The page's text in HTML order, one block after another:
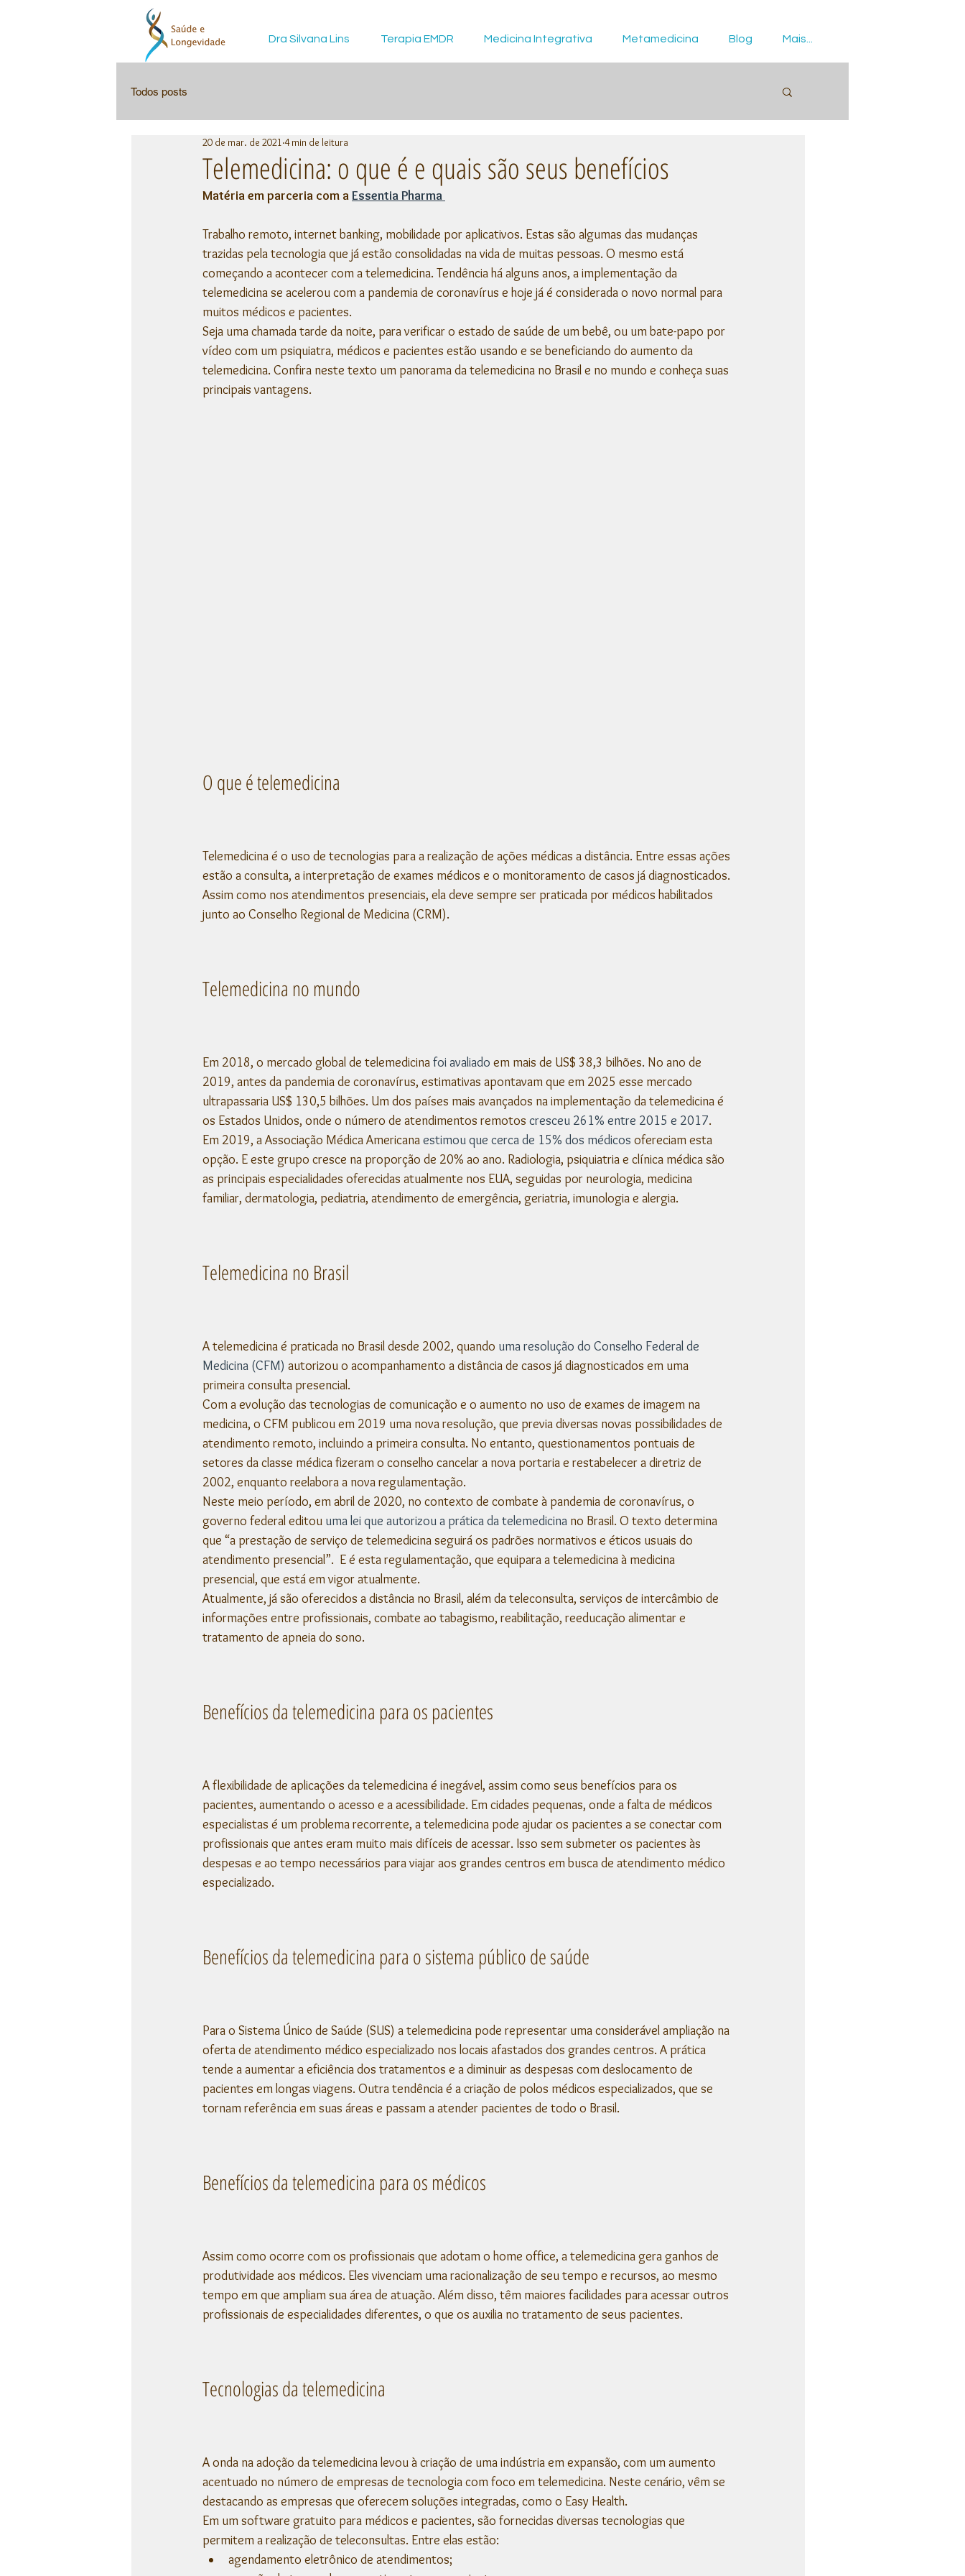
Dra Silvana Lins Terapia EMDR Medicina Integrativa Metamedicina Blog Mais...
Todos posts
Telemedicina: o que é e quais são seus benefícios
20 de mar. de 2021 4 min de leitura
Matéria em parceria com a Essentia Pharma
Trabalho remoto, internet banking, mobilidade por aplicativos. Estas são algumas das mudanças
trazidas pela tecnologia que já estão consolidadas na vida de muitas pessoas. O mesmo está
começando a acontecer com a telemedicina. Tendência há alguns anos, a implementação da
telemedicina se acelerou com a pandemia de coronavírus e hoje já é considerada o novo normal para
muitos médicos e pacientes.
Seja uma chamada tarde da noite, para verificar o estado de saúde de um bebê, ou um bate-papo por
vídeo com um psiquiatra, médicos e pacientes estão usando e se beneficiando do aumento da
telemedicina. Confira neste texto um panorama da telemedicina no Brasil e no mundo e conheça suas
principais vantagens.
O que é telemedicina
Telemedicina é o uso de tecnologias para a realização de ações médicas a distância. Entre essas ações
estão a consulta, a interpretação de exames médicos e o monitoramento de casos já diagnosticados.
Assim como nos atendimentos presenciais, ela deve sempre ser praticada por médicos habilitados
junto ao Conselho Regional de Medicina (CRM).
Telemedicina no mundo
Em 2018, o mercado global de telemedicina foi avaliado em mais de US$ 38,3 bilhões. No ano de
2019, antes da pandemia de coronavírus, estimativas apontavam que em 2025 esse mercado
ultrapassaria US$ 130,5 bilhões. Um dos países mais avançados na implementação da telemedicina é
os Estados Unidos, onde o número de atendimentos remotos cresceu 261% entre 2015 e 2017.
Em 2019, a Associação Médica Americana estimou que cerca de 15% dos médicos ofereciam esta
opção. E este grupo cresce na proporção de 20% ao ano. Radiologia, psiquiatria e clínica médica são
as principais especialidades oferecidas atualmente nos EUA, seguidas por neurologia, medicina
familiar, dermatologia, pediatria, atendimento de emergência, geriatria, imunologia e alergia.
Telemedicina no Brasil
A telemedicina é praticada no Brasil desde 2002, quando uma resolução do Conselho Federal de
Medicina (CFM) autorizou o acompanhamento a distância de casos já diagnosticados em uma
primeira consulta presencial.
Com a evolução das tecnologias de comunicação e o aumento no uso de exames de imagem na
medicina, o CFM publicou em 2019 uma nova resolução, que previa diversas novas possibilidades de
atendimento remoto, incluindo a primeira consulta. No entanto, questionamentos pontuais de
setores da classe médica fizeram o conselho cancelar a nova portaria e restabelecer a diretriz de
2002, enquanto reelabora a nova regulamentação.
Neste meio período, em abril de 2020, no contexto de combate à pandemia de coronavírus, o
governo federal editou uma lei que autorizou a prática da telemedicina no Brasil. O texto determina
que “a prestação de serviço de telemedicina seguirá os padrões normativos e éticos usuais do
atendimento presencial”.  E é esta regulamentação, que equipara a telemedicina à medicina
presencial, que está em vigor atualmente.
Atualmente, já são oferecidos a distância no Brasil, além da teleconsulta, serviços de intercâmbio de
informações entre profissionais, combate ao tabagismo, reabilitação, reeducação alimentar e
tratamento de apneia do sono.
Benefícios da telemedicina para os pacientes
A flexibilidade de aplicações da telemedicina é inegável, assim como seus benefícios para os
pacientes, aumentando o acesso e a acessibilidade. Em cidades pequenas, onde a falta de médicos
especialistas é um problema recorrente, a telemedicina pode ajudar os pacientes a se conectar com
profissionais que antes eram muito mais difíceis de acessar. Isso sem submeter os pacientes às
despesas e ao tempo necessários para viajar aos grandes centros em busca de atendimento médico
especializado.
Benefícios da telemedicina para o sistema público de saúde
Para o Sistema Único de Saúde (SUS) a telemedicina pode representar uma considerável ampliação na
oferta de atendimento médico especializado nos locais afastados dos grandes centros. A prática
tende a aumentar a eficiência dos tratamentos e a diminuir as despesas com deslocamento de
pacientes em longas viagens. Outra tendência é a criação de polos médicos especializados, que se
tornam referência em suas áreas e passam a atender pacientes de todo o Brasil.
Benefícios da telemedicina para os médicos
Assim como ocorre com os profissionais que adotam o home office, a telemedicina gera ganhos de
produtividade aos médicos. Eles vivenciam uma racionalização de seu tempo e recursos, ao mesmo
tempo em que ampliam sua área de atuação. Além disso, têm maiores facilidades para acessar outros
profissionais de especialidades diferentes, o que os auxilia no tratamento de seus pacientes.
Tecnologias da telemedicina
A onda na adoção da telemedicina levou à criação de uma indústria em expansão, com um aumento
acentuado no número de empresas de tecnologia com foco em telemedicina. Neste cenário, vêm se
destacando as empresas que oferecem soluções integradas, como o Easy Health.
Em um software gratuito para médicos e pacientes, são fornecidas diversas tecnologias que
permitem a realização de teleconsultas. Entre elas estão:
agendamento eletrônico de atendimentos;